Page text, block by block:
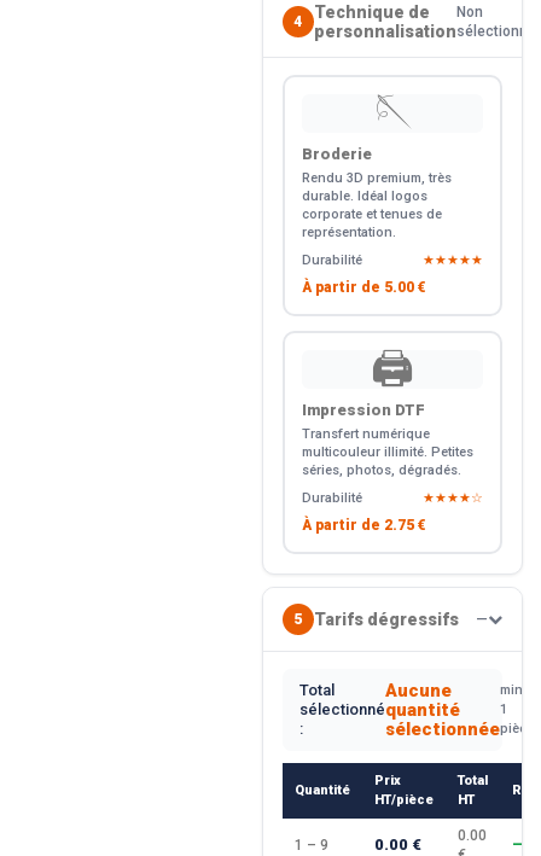
4
Technique de
personnalisation
Non
sélectionné
🪡
Broderie
Rendu 3D premium, très
durable. Idéal logos
corporate et tenues de
représentation.
Durabilité
★★★★★
À partir de 5.00 €
🖨️
Impression DTF
Transfert numérique
multicouleur illimité. Petites
séries, photos, dégradés.
Durabilité
★★★★☆
À partir de 2.75 €
5 Tarifs dégressifs —
Total
sélectionné
:
Aucune
quantité
sélectionnée
min.
1
pièce
Quantité
Prix
HT/pièce
Total
HT
1 – 9 0.00 €
0.00
—